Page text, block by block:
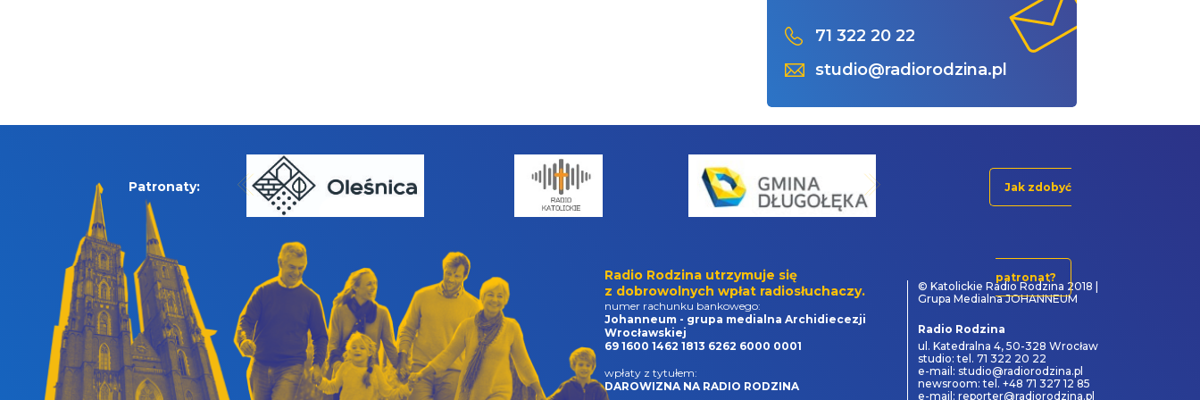
71 322 20 22
studio@radiorodzina.pl
Patronaty: Jak zdobyć
patronat?
Radio Rodzina utrzymuje się
z dobrowolnych wpłat radiosłuchaczy.
numer rachunku bankowego:
Johanneum - grupa medialna Archidiecezji
Wrocławskiej
69 1600 1462 1813 6262 6000 0001
wpłaty z tytułem:
DAROWIZNA NA RADIO RODZINA
© Katolickie Radio Rodzina 2018 |
Grupa Medialna JOHANNEUM
Radio Rodzina
ul. Katedralna 4, 50-328 Wrocław
studio: tel. 71 322 20 22
e-mail: studio@radiorodzina.pl
newsroom: tel. +48 71 327 12 85
e-mail: reporter@radiorodzina.pl